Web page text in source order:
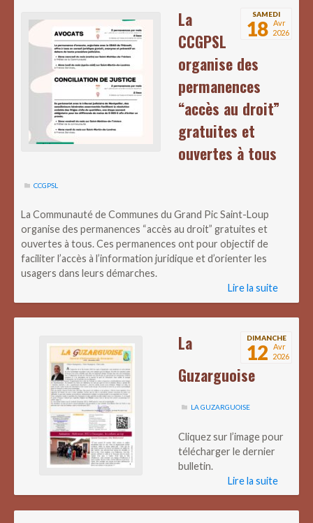
SAMEDI
18
Avr
2026
La
CCGPSL
organise des
permanences
“accès au droit”
gratuites et
ouvertes à tous
CCGPSL
La Communauté de Communes du Grand Pic Saint-Loup
organise des permanences “accès au droit” gratuites et
ouvertes à tous. Ces permanences ont pour objectif de
faciliter l’accès à l’information juridique et d’orienter les
usagers dans leurs démarches.
Lire la suite
DIMANCHE
12
Avr
2026
La
Guzarguoise
LA GUZARGUOISE
Cliquez sur l’image pour
télécharger le dernier
bulletin.
Lire la suite